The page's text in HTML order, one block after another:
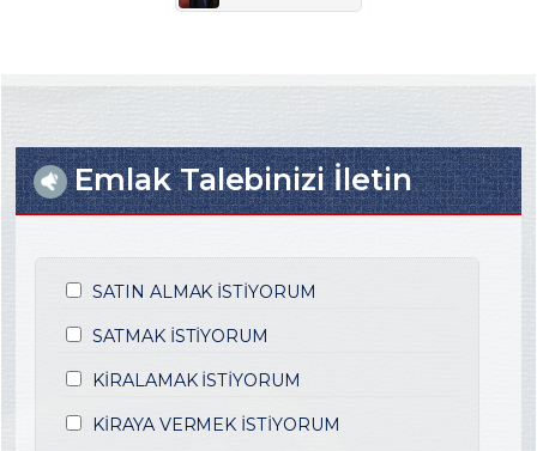
Emlak Talebinizi İletin
SATIN ALMAK İSTİYORUM
SATMAK İSTİYORUM
KİRALAMAK İSTİYORUM
KİRAYA VERMEK İSTİYORUM